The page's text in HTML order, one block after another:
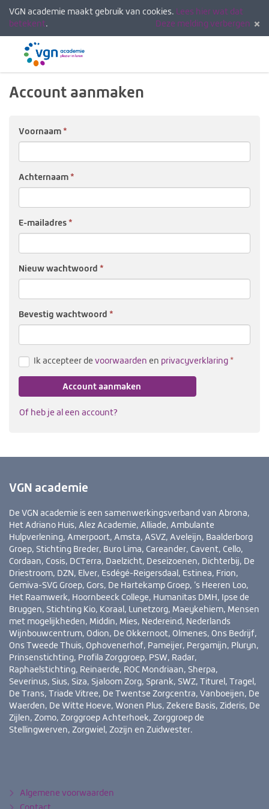
VGN academie maakt gebruik van cookies. Lees hier wat dat
betekent. Deze melding verbergen
Menu
Account aanmaken
Voor­naam
Achter­naam
E-mail­adres
Nieuw wacht­woord
Bevestig wacht­woord
Ik accepteer de voorwaarden en privacyverklaring
Account aanmaken
Of heb je al een account?
VGN academie
De VGN academie is een samenwerkingsverband van Abrona,
Het Adriano Huis, Alez Academie, Alliade, Ambulante
Hulpverlening, Amerpoort, Amsta, ASVZ, Aveleijn, Baalderborg
Groep, Stichting Breder, Buro Lima, Careander, Cavent, Cello,
Cordaan, Cosis, DCTerra, Daelzicht, Deseizoenen, Dichterbij, De
Driestroom, DZN, Elver, Esdégé-Reigersdaal, Estinea, Frion,
Gemiva-SVG Groep, Gors, De Hartekamp Groep, ’s Heeren Loo,
Het Raamwerk, Hoornbeeck College, Humanitas DMH, Ipse de
Bruggen, Stichting Kio, Koraal, Lunetzorg, Maeykehiem, Mensen
met mogelijkheden, Middin, Mies, Nedereind, Nederlands
Wijnbouwcentrum, Odion, De Okkernoot, Olmenes, Ons Bedrijf,
Ons Tweede Thuis, Ophovenerhof, Pameijer, Pergamijn, Pluryn,
Prinsenstichting, Profila Zorggroep, PSW, Radar,
Raphaelstichting, Reinaerde, ROC Mondriaan, Sherpa,
Severinus, Sius, Siza, Sjaloom Zorg, Sprank, SWZ, Titurel, Tragel,
De Trans, Triade Vitree, De Twentse Zorgcentra, Vanboeijen, De
Waerden, De Witte Hoeve, Wonen Plus, Zekere Basis, Zideris, De
Zijlen, Zomo, Zorggroep Achterhoek, Zorggroep de
Stellingwerven, Zorgwiel, Zozijn en Zuidwester.
Algemene voorwaarden